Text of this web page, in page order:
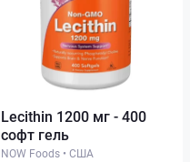
Lecithin 1200 мг - 400
софт гель
NOW Foods • США